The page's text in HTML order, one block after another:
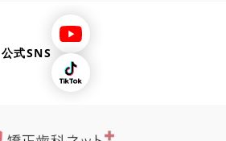
公式SNS